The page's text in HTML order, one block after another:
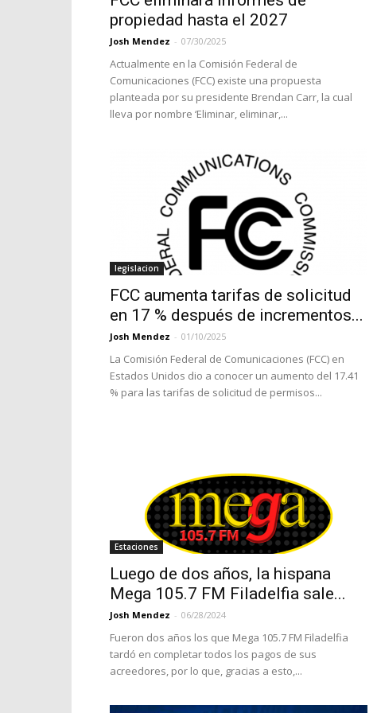
propiedad hasta el 2027
Josh Mendez - 07/30/2025
Actualmente en la Comisión Federal de
Comunicaciones (FCC) existe una propuesta
planteada por su presidente Brendan Carr, la cual
lleva por nombre ‘Eliminar, eliminar,...
legislacion
FCC aumenta tarifas de solicitud
en 17 % después de incrementos...
Josh Mendez - 01/10/2025
La Comisión Federal de Comunicaciones (FCC) en
Estados Unidos dio a conocer un aumento del 17.41
% para las tarifas de solicitud de permisos...
Estaciones
Luego de dos años, la hispana
Mega 105.7 FM Filadelfia sale...
Josh Mendez - 06/28/2024
Fueron dos años los que Mega 105.7 FM Filadelfia
tardó en completar todos los pagos de sus
acreedores, por lo que, gracias a esto,...